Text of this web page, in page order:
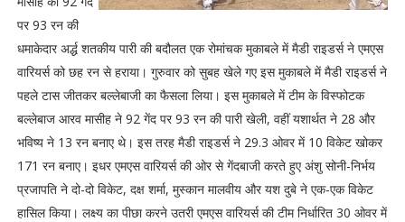
पर 93 रन की
धमाकेदार अर्द्ध शतकीय पारी की बदौलत एक रोमांचक मुकाबले में मैडी राइडर्स ने एमएस
वारियर्स को छह रन से हराया। गुरुवार को सुबह खेले गए इस मुकाबले में मैडी राइडर्स ने
पहले टास जीतकर बल्लेबाजी का फैसला लिया। इस मुकाबले में टीम के विस्फोटक
बल्लेबाज आरव मासीह ने 92 गेंद पर 93 रन की पारी खेली, वहीं यशार्थत ने 28 और
भविष्य ने 13 रन बनाए थे। इस तरह मैडी राइडर्स ने 29.3 ओवर में 10 विकेट खोकर
171 रन बनाए। इधर एमएस वारियर्स की ओर से गेंदबाजी करते हुए अंशु सोनी-निर्भय
प्रजापति ने दो-दो विकेट, दक्ष शर्मा, मुस्कान मालवीय और यश दुबे ने एक-एक विकेट
हासिल किया। लक्ष्य का पीछा करने उतरी एमएस वारियर्स की टीम निर्धारित 30 ओवर में